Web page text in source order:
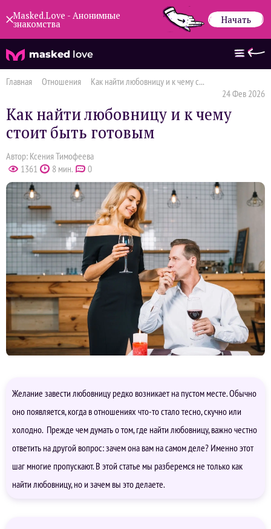
Masked.Love - Анонимные
знакомства Начать
masked love
Главная Отношения
Как найти любовницу и к чему с...
24 Фев 2026
Как найти любовницу и к чему
стоит быть готовым
Автор: Ксения Тимофеева
1361
8 мин. 0
Желание завести любовницу редко возникает на пустом месте. Обычно
оно появляется, когда в отношениях что-то стало тесно, скучно или
холодно. Прежде чем думать о том, где найти любовницу, важно честно
ответить на другой вопрос: зачем она вам на самом деле? Именно этот
шаг многие пропускают. В этой статье мы разберемся не только как
найти любовницу, но и зачем вы это делаете.